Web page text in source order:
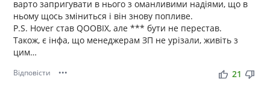
варто запригувати в нього з оманливими надіями, що в
ньому щось зміниться і він знову попливе.
P.S. Hover став QOOBIX, але *** бути не перестав.
Також, є інфа, що менеджерам ЗП не урізали, живіть з
цим…
Відповісти ••• thumb_up thumb_down
21